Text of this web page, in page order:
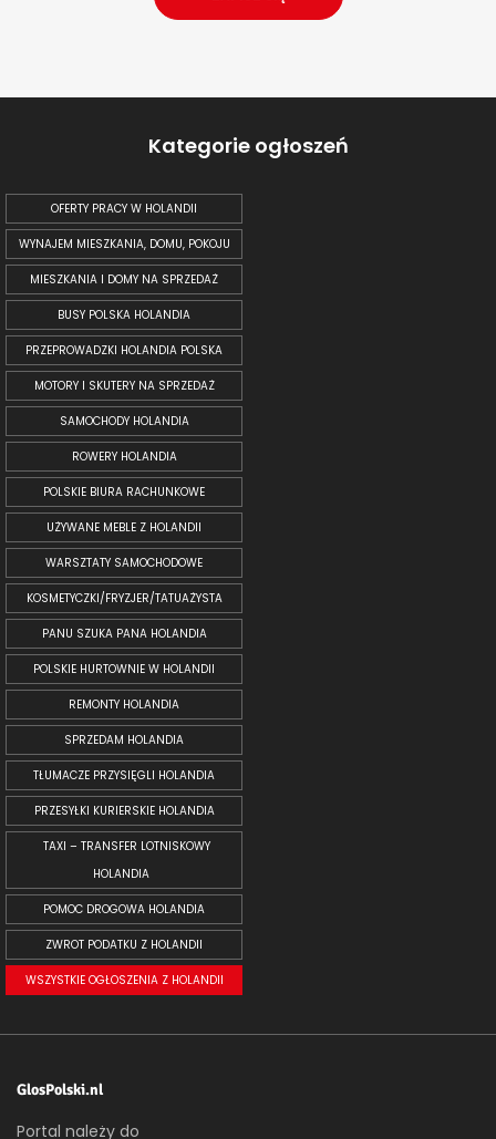
Kategorie ogłoszeń
OFERTY PRACY W HOLANDII
WYNAJEM MIESZKANIA, DOMU, POKOJU
MIESZKANIA I DOMY NA SPRZEDAŻ
BUSY POLSKA HOLANDIA
PRZEPROWADZKI HOLANDIA POLSKA
MOTORY I SKUTERY NA SPRZEDAŻ
SAMOCHODY HOLANDIA
ROWERY HOLANDIA
POLSKIE BIURA RACHUNKOWE
UŻYWANE MEBLE Z HOLANDII
WARSZTATY SAMOCHODOWE
KOSMETYCZKI/FRYZJER/TATUAŻYSTA
PANU SZUKA PANA HOLANDIA
POLSKIE HURTOWNIE W HOLANDII
REMONTY HOLANDIA
SPRZEDAM HOLANDIA
TŁUMACZE PRZYSIĘGLI HOLANDIA
PRZESYŁKI KURIERSKIE HOLANDIA
TAXI – TRANSFER LOTNISKOWY
HOLANDIA
POMOC DROGOWA HOLANDIA
ZWROT PODATKU Z HOLANDII
WSZYSTKIE OGŁOSZENIA Z HOLANDII
GlosPolski.nl
Portal należy do